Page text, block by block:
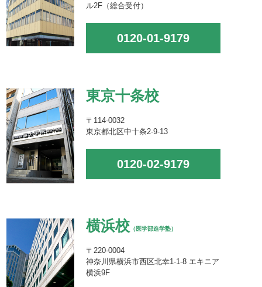
ル2F（総合受付）
0120-01-9179
東京十条校
〒114-0032
東京都北区中十条2-9-13
0120-02-9179
横浜校 （医学部進学塾）
〒220-0004
神奈川県横浜市西区北幸1-1-8 エキニア
横浜9F